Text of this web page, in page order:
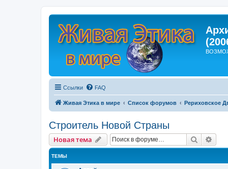
Ссылки FAQ
Живая Этика в мире Список форумов Рериховское
Строитель Новой Страны
Новая тема Поиск
ТЕМЫ